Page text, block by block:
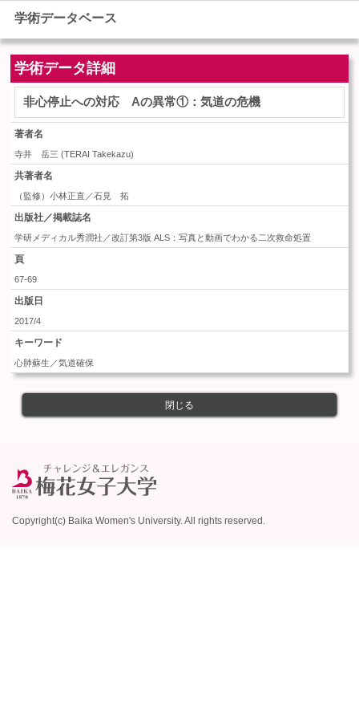
学術データベース
学術データ詳細
非心停止への対応 Aの異常①：気道の危機
著者名
寺井 岳三 (TERAI Takekazu)
共著者名
（監修）小林正直／石見 拓
出版社／掲載誌名
学研メディカル秀潤社／改訂第3版 ALS：写真と動画でわかる二次救命処置
頁
67-69
出版日
2017/4
キーワード
心肺蘇生／気道確保
閉じる
Copyright(c) Baika Women's University. All rights reserved.